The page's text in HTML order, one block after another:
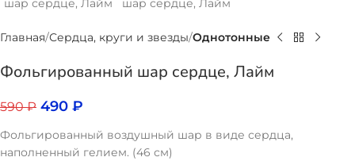
Главная Сердца, круги и звезды Однотонные
Фольгированный шар сердце, Лайм
590₽ 490 ₽
Фольгированный воздушный шар в виде сердца,
наполненный гелием. (46 см)